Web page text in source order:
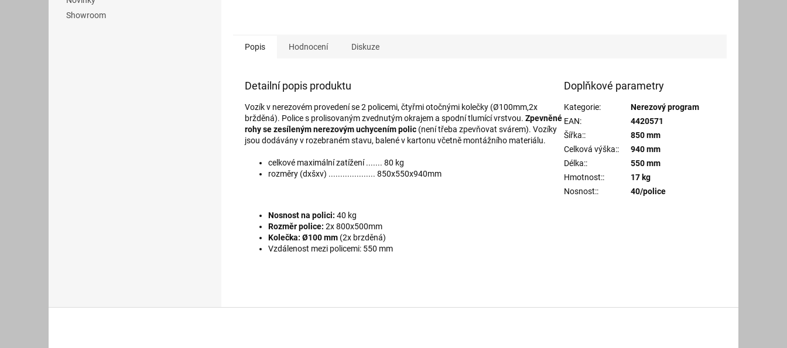
Showroom
Popis Hodnocení Diskuze
Detailní popis produktu
Vozík v nerezovém provedení se 2 policemi, čtyřmi otočnými kolečky (Ø100mm,2x
bržděná). Police s prolisovaným zvednutým okrajem a spodní tlumící vrstvou. Zpevněné
rohy se zesíleným nerezovým uchycením polic (není třeba zpevňovat svárem). Vozíky
jsou dodávány v rozebraném stavu, balené v kartonu včetně montážního materiálu.
celkové maximální zatížení ....... 80 kg
rozměry (dxšxv) .................... 850x550x940mm
Nosnost na polici: 40 kg
Rozměr police: 2x800x500mm
Kolečka: Ø100 mm (2x brzděná)
Vzdálenost mezi policemi: 550 mm
Doplňkové parametry
Kategorie:
Nerezový program
EAN:
4420571
Šířka::
850 mm
Celková výška::
940 mm
Délka::
550 mm
Hmotnost::
17 kg
Nosnost:: 40/police